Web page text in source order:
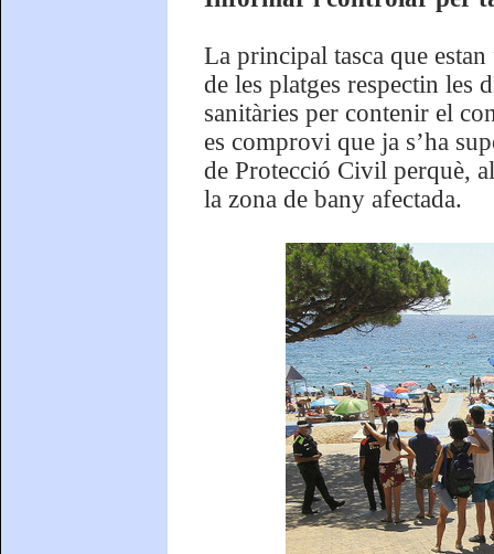
La principal tasca que
de les platges respectin les
sanitàries per contenir el
es comprovi que ja s’ha
de Protecció Civil perquè,
la zona de bany afectada.